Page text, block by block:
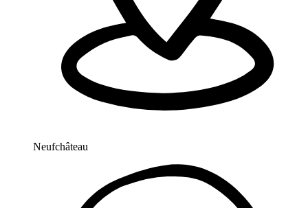
Neufchâteau